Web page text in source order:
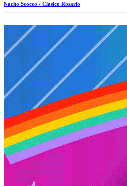
Nacho Scocco - Clásico Rosario